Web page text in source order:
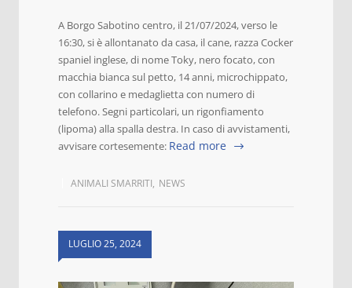
A Borgo Sabotino centro, il 21/07/2024, verso le
16:30, si è allontanato da casa, il cane, razza Cocker
spaniel inglese, di nome Toky, nero focato, con
macchia bianca sul petto, 14 anni, microchippato,
con collarino e medaglietta con numero di
telefono. Segni particolari, un rigonfiamento
(lipoma) alla spalla destra. In caso di avvistamenti,
avvisare cortesemente: Read more
ANIMALI SMARRITI, NEWS
LUGLIO 25, 2024